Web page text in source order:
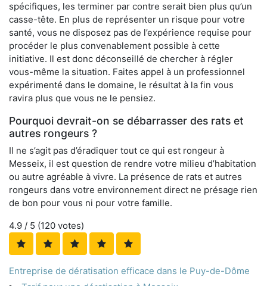
spécifiques, les terminer par contre serait bien plus qu’un
casse-tête. En plus de représenter un risque pour votre
santé, vous ne disposez pas de l’expérience requise pour
procéder le plus convenablement possible à cette
initiative. Il est donc déconseillé de chercher à régler
vous-même la situation. Faites appel à un professionnel
expérimenté dans le domaine, le résultat à la fin vous
ravira plus que vous ne le pensiez.
Pourquoi devrait-on se débarrasser des rats et
autres rongeurs ?
Il ne s’agit pas d’éradiquer tout ce qui est rongeur à
Messeix, il est question de rendre votre milieu d’habitation
ou autre agréable à vivre. La présence de rats et autres
rongeurs dans votre environnement direct ne présage rien
de bon pour vous ni pour votre famille.
4.9 / 5 (120 votes)
Entreprise de dératisation efficace dans le Puy-de-Dôme